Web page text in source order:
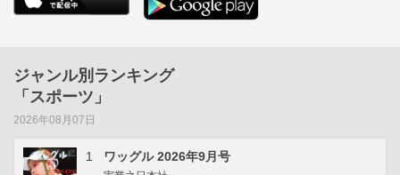
ジャンル別ランキング
「スポーツ」
2026年08月07日
1 ワッグル 2026年9月号